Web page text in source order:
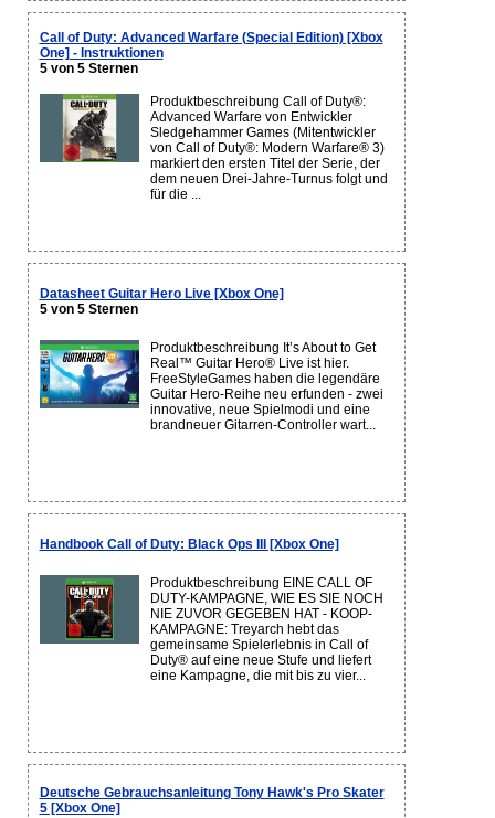
Call of Duty: Advanced Warfare (Special Edition) [Xbox
One] - Instruktionen
5 von 5 Sternen
Produktbeschreibung Call of Duty®:
Advanced Warfare von Entwickler
Sledgehammer Games (Mitentwickler
von Call of Duty®: Modern Warfare® 3)
markiert den ersten Titel der Serie, der
dem neuen Drei-Jahre-Turnus folgt und
für die ...
Datasheet Guitar Hero Live [Xbox One]
5 von 5 Sternen
Produktbeschreibung It’s About to Get
Real™ Guitar Hero® Live ist hier.
FreeStyleGames haben die legendäre
Guitar Hero-Reihe neu erfunden - zwei
innovative, neue Spielmodi und eine
brandneuer Gitarren-Controller wart...
Handbook Call of Duty: Black Ops III [Xbox One]
Produktbeschreibung EINE CALL OF
DUTY-KAMPAGNE, WIE ES SIE NOCH
NIE ZUVOR GEGEBEN HAT - KOOP-
KAMPAGNE: Treyarch hebt das
gemeinsame Spielerlebnis in Call of
Duty® auf eine neue Stufe und liefert
eine Kampagne, die mit bis zu vier...
Deutsche Gebrauchsanleitung Tony Hawk's Pro Skater
5 [Xbox One]